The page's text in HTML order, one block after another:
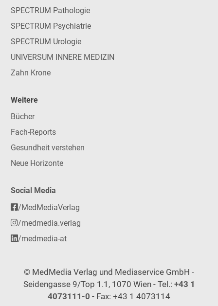
SPECTRUM Pathologie
SPECTRUM Psychiatrie
SPECTRUM Urologie
UNIVERSUM INNERE MEDIZIN
Zahn Krone
Weitere
Bücher
Fach-Reports
Gesundheit verstehen
Neue Horizonte
Social Media
/MedMediaVerlag
/medmedia.verlag
/medmedia-at
© MedMedia Verlag und Mediaservice GmbH -
Seidengasse 9/Top 1.1, 1070 Wien - Tel.: +43 1
4073111-0 - Fax: +43 1 4073114